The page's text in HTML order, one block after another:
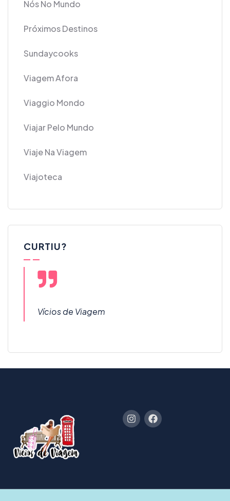
Nós No Mundo
Próximos Destinos
Sundaycooks
Viagem Afora
Viaggio Mondo
Viajar Pelo Mundo
Viaje Na Viagem
Viajoteca
CURTIU?
Vícios de Viagem